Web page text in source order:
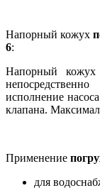
Напорный кожух
6:
Напорный кожух
исполнение
клапана.
Применение
для